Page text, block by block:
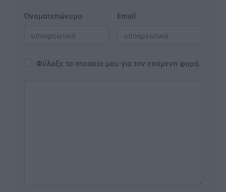
Όνοματεπώνυμο Email
Φύλαξε τα στοιχεία μου για την επόμενη φορά.